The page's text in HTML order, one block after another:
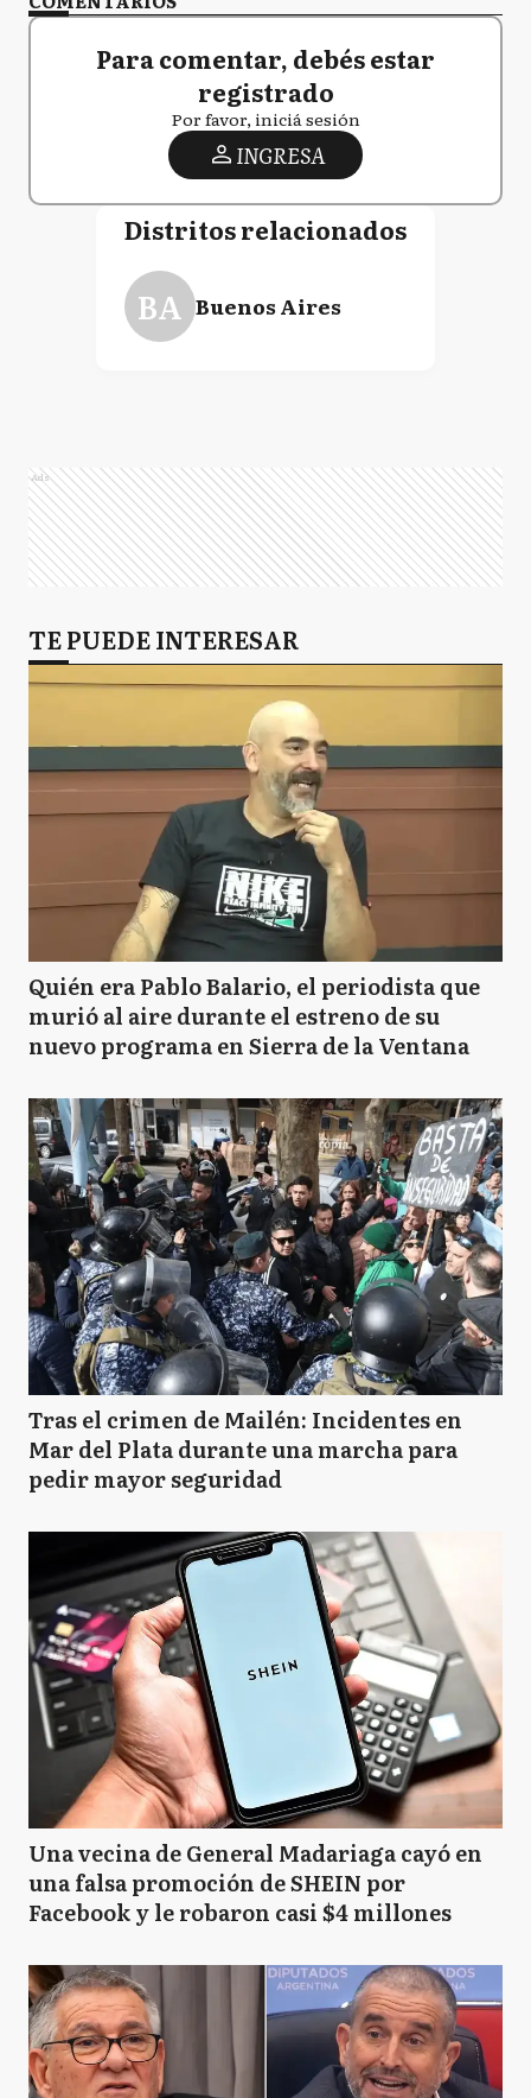
Para comentar, debés estar
registrado
Por favor, iniciá sesión
INGRESA
Distritos relacionados
BA Buenos Aires
Ads
TE PUEDE INTERESAR
Quién era Pablo Balario, el periodista que
murió al aire durante el estreno de su
nuevo programa en Sierra de la Ventana
Tras el crimen de Mailén: Incidentes en
Mar del Plata durante una marcha para
pedir mayor seguridad
Una vecina de General Madariaga cayó en
una falsa promoción de SHEIN por
Facebook y le robaron casi $4 millones